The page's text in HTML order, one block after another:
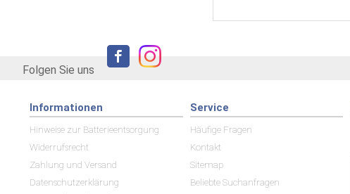
Folgen Sie uns
Informationen
Hinweise zur Batterieentsorgung
Widerrufsrecht
Zahlung und Versand
Datenschutzerklärung
Service
Häufige Fragen
Kontakt
Sitemap
Beliebte Suchanfragen